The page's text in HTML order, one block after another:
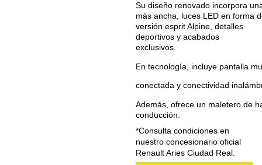
Su diseño renovado incorpora
más ancha, luces LED en forma
versión esprit Alpine, detalles
deportivos y acabados
exclusivos.
En tecnología, incluye pantalla
conectada y conectividad
Además, ofrece un maletero de
conducción.
*Consulta condiciones en
nuestro concesionario oficial
Renault Aries Ciudad Real.